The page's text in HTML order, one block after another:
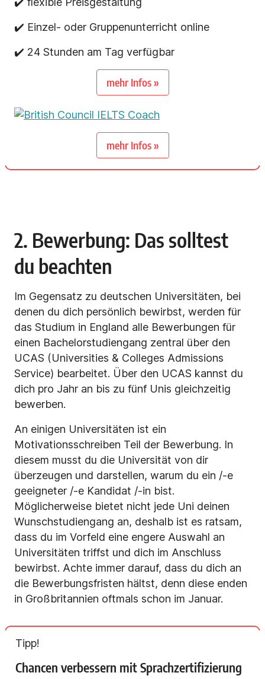
✔️ Einzel- oder Gruppenunterricht online
✔️ 24 Stunden am Tag verfügbar
mehr Infos »
mehr Infos »
2. Bewerbung: Das solltest
du beachten
Im Gegensatz zu deutschen Universitäten, bei
denen du dich persönlich bewirbst, werden für
das Studium in England alle Bewerbungen für
einen Bachelorstudiengang zentral über den
UCAS (Universities & Colleges Admissions
Service) bearbeitet. Über den UCAS kannst du
dich pro Jahr an bis zu fünf Unis gleichzeitig
bewerben.
An einigen Universitäten ist ein
Motivationsschreiben Teil der Bewerbung. In
diesem musst du die Universität von dir
überzeugen und darstellen, warum du ein /-e
geeigneter /-e Kandidat /-in bist.
Möglicherweise bietet nicht jede Uni deinen
Wunschstudiengang an, deshalb ist es ratsam,
dass du im Vorfeld eine engere Auswahl an
Universitäten triffst und dich im Anschluss
bewirbst. Achte immer darauf, dass du dich an
die Bewerbungsfristen hältst, denn diese enden
in Großbritannien oftmals schon im Januar.
Tipp!
Chancen verbessern mit Sprachzertifizierung